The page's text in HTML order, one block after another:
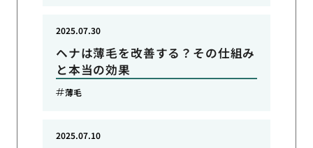
ヘナは薄毛を改善する？その仕組み
と本当の効果
2025.07.30
薄毛
2025.07.10